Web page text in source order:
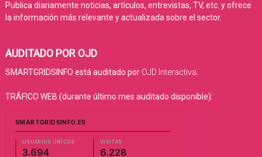
Publica diariamente noticias, artículos, entrevistas, TV, etc. y ofrece
la información más relevante y actualizada sobre el sector.
AUDITADO POR OJD
SMARTGRIDSINFO está auditado por OJD Interactiva
TRÁFICO WEB (durante último mes auditado disponible):